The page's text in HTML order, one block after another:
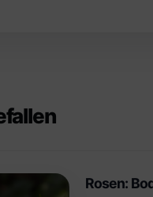
Rosen: